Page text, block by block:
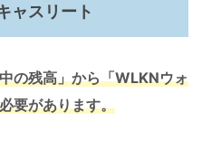
ャスリート
の残高」から「WLKNウォ
要があります。